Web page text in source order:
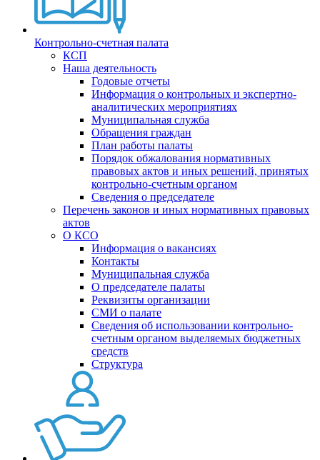
Контрольно-счетная палата
КСП
Наша деятельность
Годовые отчеты
Информация о контрольных и экспертно-
аналитических мероприятиях
Муниципальная служба
Обращения граждан
План работы палаты
Порядок обжалования нормативных
правовых актов и иных решений, принятых
контрольно-счетным органом
Сведения о председателе
Перечень законов и иных нормативных правовых
актов
О КСО
Информация о вакансиях
Контакты
Муниципальная служба
О председателе палаты
Реквизиты организации
СМИ о палате
Сведения об использовании контрольно-
счетным органом выделяемых бюджетных
средств
Структура